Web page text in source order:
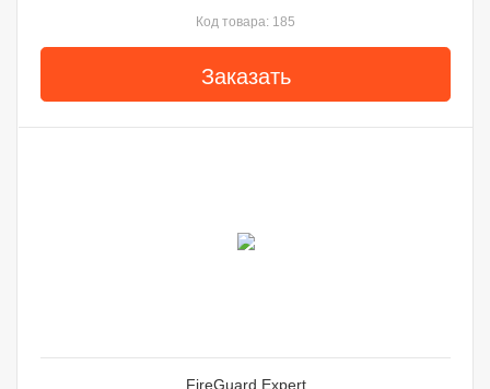
Код товара: 185
Заказать
FireGuard Expert